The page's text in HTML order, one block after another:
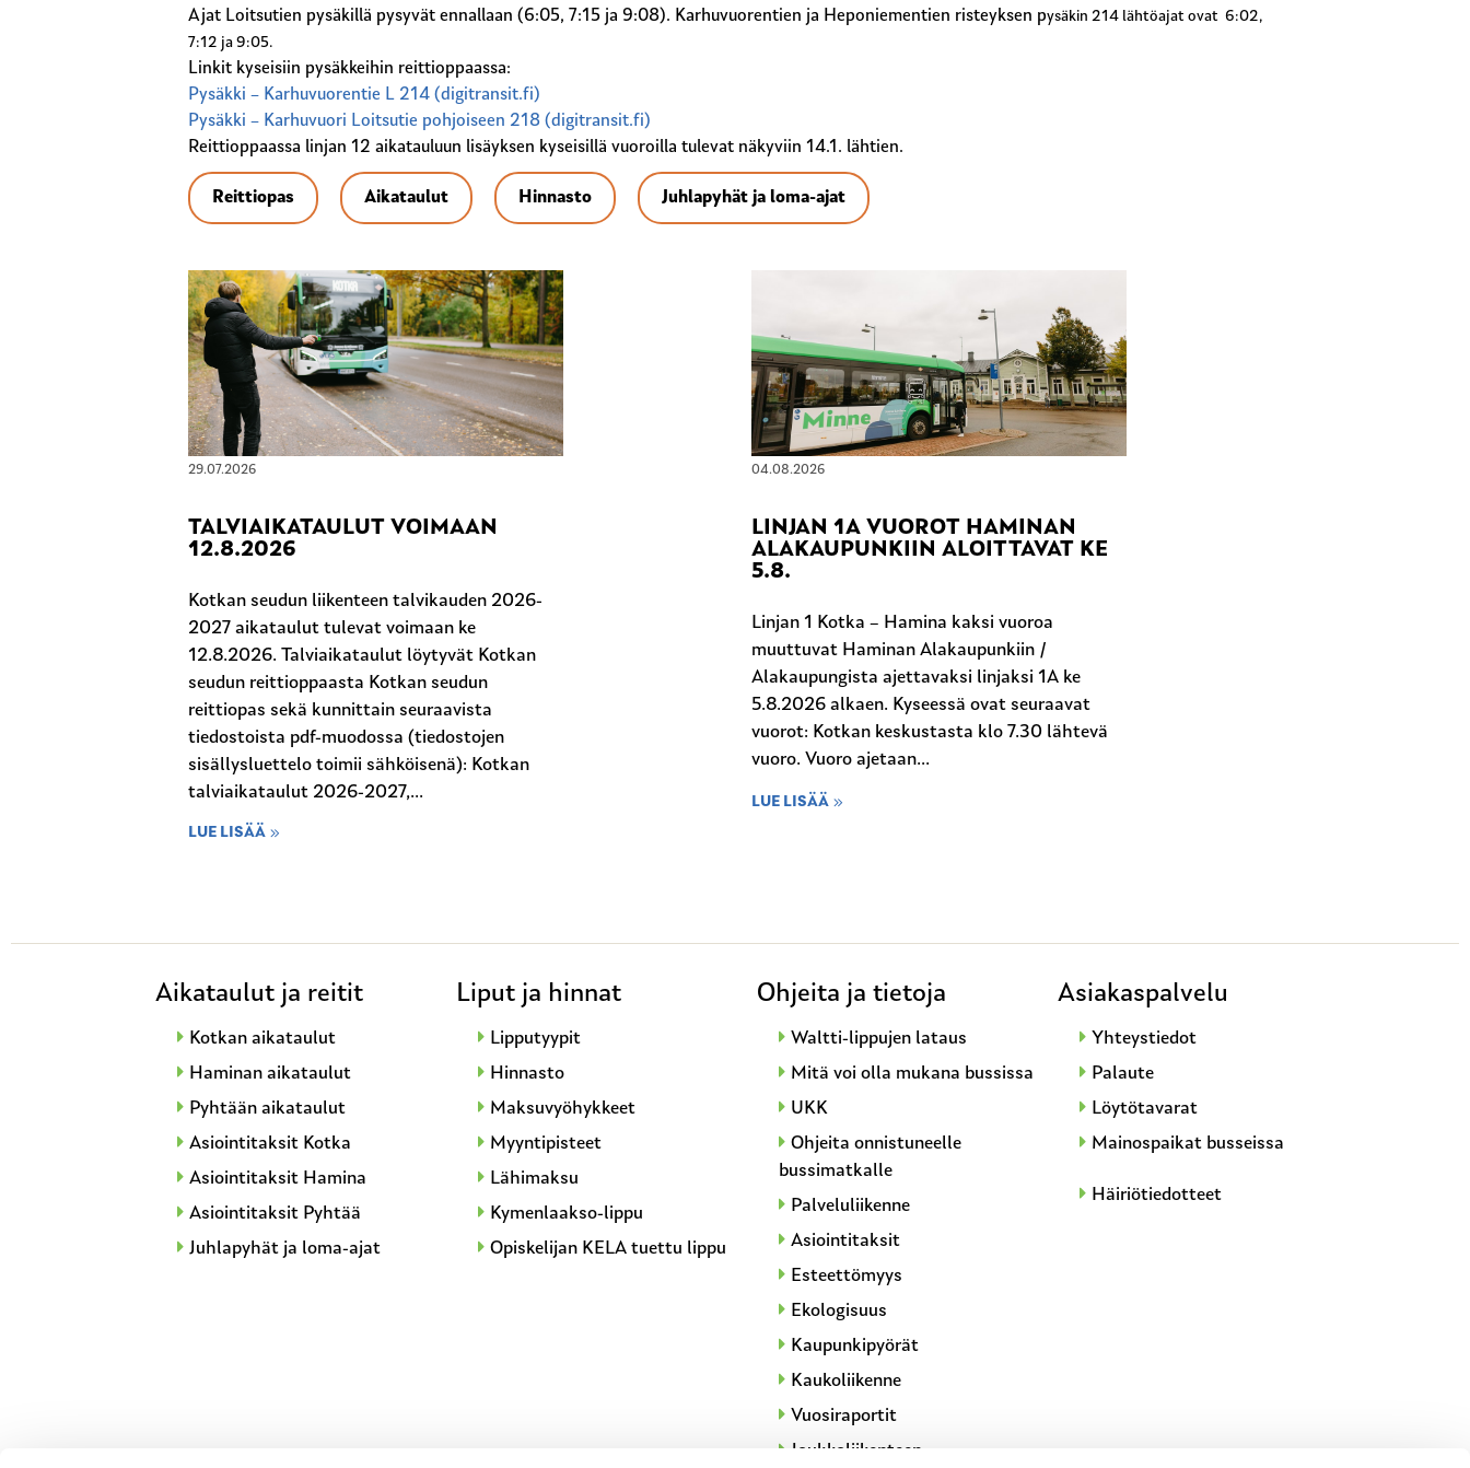
Ajat Loitsutien pysäkillä pysyvät ennallaan (6:05, 7:15 ja 9:08). Karhuvuorentien ja Heponiementien risteyksen pysäkin 214 lähtöajat ovat 6:02,
7:12 ja 9:05.
Linkit kyseisiin pysäkkeihin reittioppaassa:
Pysäkki – Karhuvuorentie L 214 (digitransit.fi)
Pysäkki – Karhuvuori Loitsutie pohjoiseen 218 (digitransit.fi)
Reittioppaassa linjan 12 aikatauluun lisäyksen kyseisillä vuoroilla tulevat näkyviin 14.1. lähtien.
Reittiopas Aikataulut Hinnasto Juhlapyhät ja loma-ajat
29.07.2026
TALVIAIKATAULUT VOIMAAN
12.8.2026
Kotkan seudun liikenteen talvikauden 2026-
2027 aikataulut tulevat voimaan ke
12.8.2026. Talviaikataulut löytyvät Kotkan
seudun reittioppaasta Kotkan seudun
reittiopas sekä kunnittain seuraavista
tiedostoista pdf-muodossa (tiedostojen
sisällysluettelo toimii sähköisenä): Kotkan
talviaikataulut 2026-2027,...
LUE LISÄÄ
04.08.2026
LINJAN 1A VUOROT HAMINAN
ALAKAUPUNKIIN ALOITTAVAT KE
5.8.
Linjan 1 Kotka – Hamina kaksi vuoroa
muuttuvat Haminan Alakaupunkiin /
Alakaupungista ajettavaksi linjaksi 1A ke
5.8.2026 alkaen. Kyseessä ovat seuraavat
vuorot: Kotkan keskustasta klo 7.30 lähtevä
vuoro. Vuoro ajetaan...
LUE LISÄÄ
Aikataulut ja reitit
Kotkan aikataulut
Haminan aikataulut
Pyhtään aikataulut
Asiointitaksit Kotka
Asiointitaksit Hamina
Asiointitaksit Pyhtää
Juhlapyhät ja loma-ajat
Liput ja hinnat
Lipputyypit
Hinnasto
Maksuvyöhykkeet
Myyntipisteet
Lähimaksu
Kymenlaakso-lippu
Opiskelijan KELA tuettu lippu
Ohjeita ja tietoja
Waltti-lippujen lataus
Mitä voi olla mukana bussissa
UKK
Ohjeita onnistuneelle
bussimatkalle
Palveluliikenne
Asiointitaksit
Esteettömyys
Ekologisuus
Kaupunkipyörät
Kaukoliikenne
Vuosiraportit
Joukkoliikenteen
Asiakaspalvelu
Yhteystiedot
Palaute
Löytötavarat
Häiriötiedotteet
Mainospaikat busseissa